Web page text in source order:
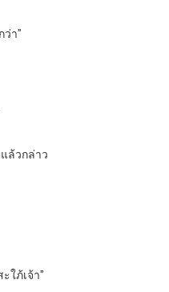
า”
ล้วกล่าว
ใภ้เจ้า”